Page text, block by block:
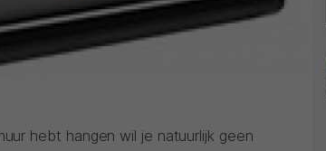
hebt hangen wil je natuurlijk geen